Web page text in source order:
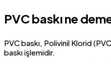
PVC baskı ne
PVC baskı, Polivinil Klorid
baskı işlemidir.